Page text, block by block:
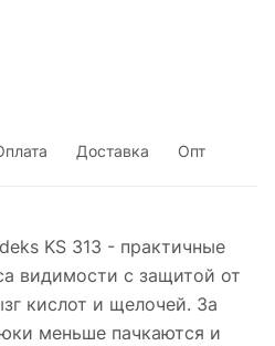
Доставка Опт
KS 313 - практичные
видимости с защитой от
кислот и щелочей. За
меньше пачкаются и